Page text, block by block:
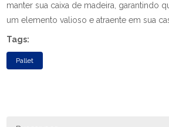
manter sua caixa de madeira, garantindo
um elemento valioso e atraente em sua
Tags:
Pallet